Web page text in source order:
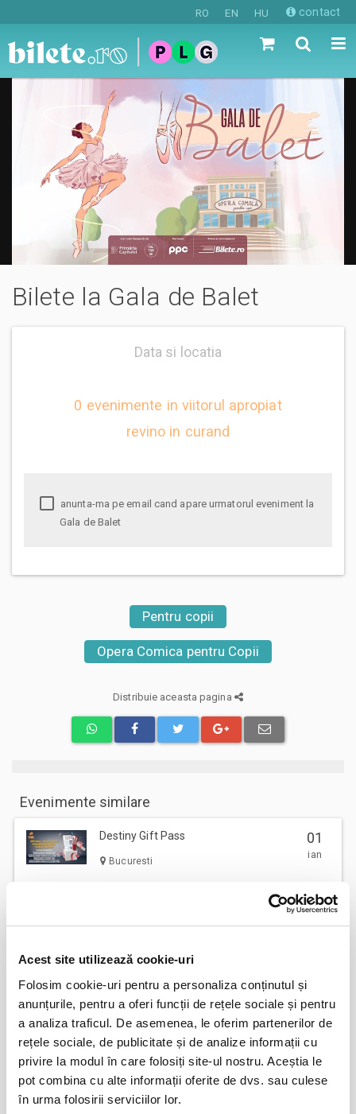
Acest site utilizează cookie-uri
Folosim cookie-uri pentru a personaliza conținutul și
anunțurile, pentru a oferi funcții de rețele sociale și pentru
a analiza traficul. De asemenea, le oferim partenerilor de
rețele sociale, de publicitate și de analize informații cu
privire la modul în care folosiți site-ul nostru. Aceștia le
pot combina cu alte informații oferite de dvs. sau culese
în urma folosirii serviciilor lor.
RO EN HU contact
Bilete la Gala de Balet
Data si locatia
0 evenimente in viitorul apropiat
revino in curand
Gala de Balet
Pentru copii
Opera Comica pentru Copii
Distribuie aceasta pagina
Evenimente similare
Destiny Gift Pass
Bucuresti
01
ian
BILETE
Vizitare Salina Turda
Turda
01
ian